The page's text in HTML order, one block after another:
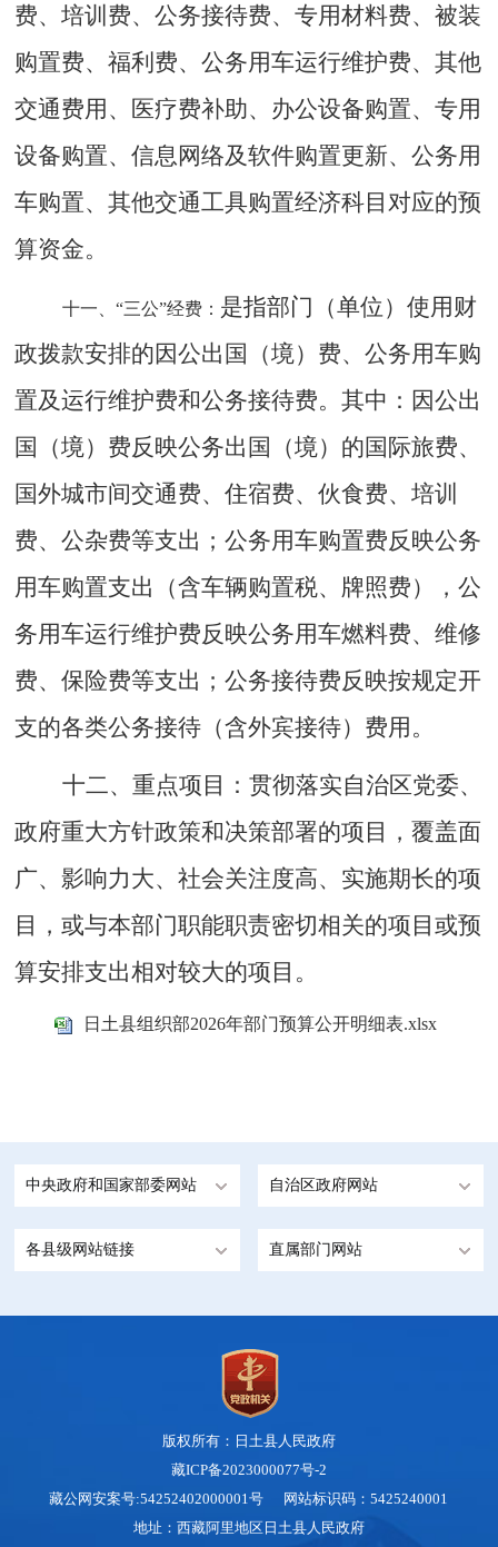
费、培训费、公务接待费、专用材料费、被装
购置费、福利费、公务用车运行维护费、其他
交通费用、医疗费补助、办公设备购置、专用
设备购置、信息网络及软件购置更新、公务用
车购置、其他交通工具购置经济科目对应的预
算资金。
十一、“三公”经费： 是指部门（单位）使用财
政拨款安排的因公出国（境）费、公务用车购
置及运行维护费和公务接待费。其中：因公出
国（境）费反映公务出国（境）的国际旅费、
国外城市间交通费、住宿费、伙食费、培训
费、公杂费等支出；公务用车购置费反映公务
用车购置支出（含车辆购置税、牌照费），公
务用车运行维护费反映公务用车燃料费、维修
费、保险费等支出；公务接待费反映按规定开
支的各类公务接待（含外宾接待）费用。
十二、重点项目：贯彻落实自治区党委、
政府重大方针政策和决策部署的项目，覆盖面
广、影响力大、社会关注度高、实施期长的项
目，或与本部门职能职责密切相关的项目或预
算安排支出相对较大的项目。
日土县组织部2026年部门预算公开明细表.xlsx
中央政府和国家部委网站 自治区政府网站
各县级网站链接 直属部门网站
版权所有：日土县人民政府
藏ICP备2023000077号-2
藏公网安案号:54252402000001号 网站标识码：5425240001
地址：西藏阿里地区日土县人民政府